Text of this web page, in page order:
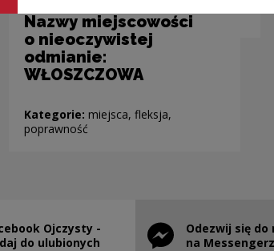
Nazwy miejscowości
o nieoczywistej
odmianie:
WŁOSZCZOWA
Kategorie: miejsca, fleksja,
poprawność
Ojczysty -
do ulubionych
link will open in a new window
Odezwij się do
na
Note, the link will